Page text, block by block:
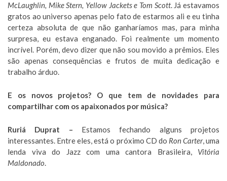
McLaughlin, Mike Stern, Yellow Jackets e Tom Scott. Já estavamos
gratos ao universo apenas pelo fato de estarmos ali e eu tinha
certeza absoluta de que não ganharíamos mas, para minha
surpresa, eu estava enganado. Foi realmente um momento
incrível. Porém, devo dizer que não sou movido a prêmios. Eles
são apenas consequências e frutos de muita dedicação e
trabalho árduo.
E os novos projetos? O que tem de novidades para
compartilhar com os apaixonados por música?
Ruriá Duprat – Estamos fechando alguns projetos
interessantes. Entre eles, está o próximo CD do Ron Carter, uma
lenda viva do Jazz com uma cantora Brasileira, Vitória
Maldonado.